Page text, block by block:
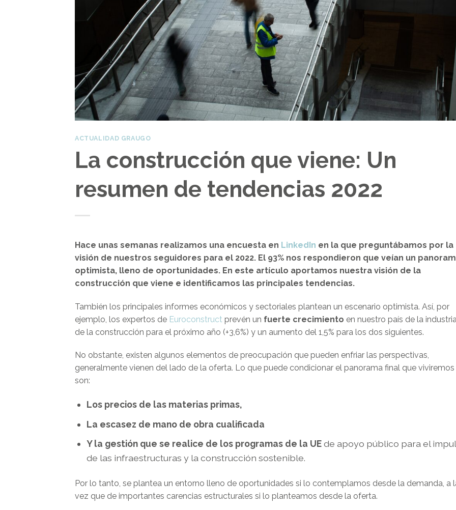
ACTUALIDAD GRAUGO
La construcción que viene: Un
resumen de tendencias 2022
Hace unas semanas realizamos una encuesta en LinkedIn en la que preguntábamos por la
visión de nuestros seguidores para el 2022. El 93% nos respondieron que veían un
optimista, lleno de oportunidades. En este artículo aportamos nuestra visión de la
construcción que viene e identificamos las principales tendencias.
También los principales informes económicos y sectoriales plantean un escenario optimista. Así, por
ejemplo, los expertos de Euroconstruct prevén un fuerte crecimiento en nuestro país de la industria
de la construcción para el próximo año (+3,6%) y un aumento del 1,5% para los dos siguientes.
No obstante, existen algunos elementos de preocupación que pueden enfriar las perspectivas,
generalmente vienen del lado de la oferta. Lo que puede condicionar el panorama final que viviremos
son:
Los precios de las materias primas,
La escasez de mano de obra cualificada
Y la gestión que se realice de los programas de la UEde apoyo público para el
de las infraestructuras y la construcción sostenible.
Por lo tanto, se plantea un entorno lleno de oportunidades si lo contemplamos desde la demanda, a
vez que de importantes carencias estructurales si lo planteamos desde la oferta.